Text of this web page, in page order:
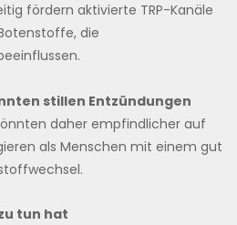
fördern aktivierte TRP-Kanäle
die
stillen Entzündungen
daher empfindlicher auf
als Menschen mit einem gut
tun hat